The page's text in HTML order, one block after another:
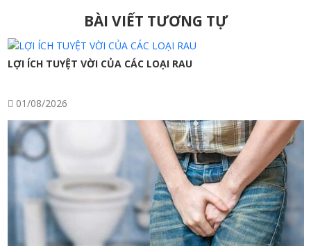
hướng
bài
viết
BÀI VIẾT TƯƠNG TỰ
LỢI ÍCH TUYỆT VỜI CỦA CÁC LOẠI RAU
01/08/2026